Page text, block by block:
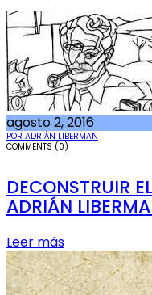
agosto 2, 2016
POR ADRIÁN LIBERMAN
COMMENTS (0)
DECONSTRUIR
ADRIÁN
Leer más